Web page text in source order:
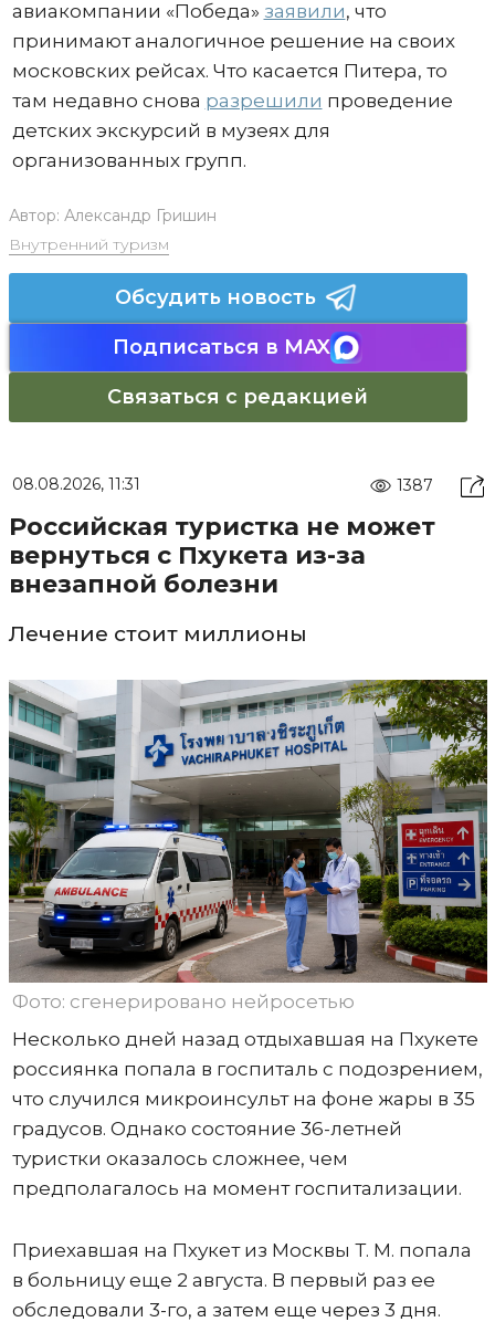
авиакомпании «Победа» заявили, что
принимают аналогичное решение на своих
московских рейсах. Что касается Питера, то
там недавно снова разрешили проведение
детских экскурсий в музеях для
организованных групп.
Автор: Александр Гришин
Внутренний туризм
Обсудить новость
Подписаться в MAX
Связаться с редакцией
08.08.2026, 11:31 1387
Российская туристка не может
вернуться с Пхукета из-за
внезапной болезни
Лечение стоит миллионы
Фото: сгенерировано нейросетью
Несколько дней назад отдыхавшая на Пхукете
россиянка попала в госпиталь с подозрением,
что случился микроинсульт на фоне жары в 35
градусов. Однако состояние 36-летней
туристки оказалось сложнее, чем
предполагалось на момент госпитализации.
Приехавшая на Пхукет из Москвы Т. М. попала
в больницу еще 2 августа. В первый раз ее
обследовали 3-го, а затем еще через 3 дня.